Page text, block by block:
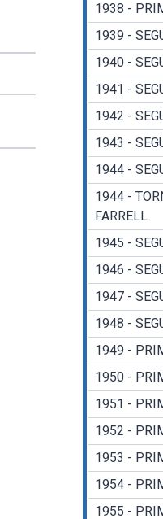
1938 -
1939 -
1940 -
1941 -
1942 -
1943 -
1944 -
1944 -
FARRELL
1945 -
1946 -
1947 -
1948 -
1949 -
1950 -
1951 -
1952 -
1953 -
1954 -
1955 -